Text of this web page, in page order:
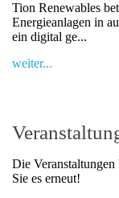
Tion Renewables
Energieanlagen in
ein digital ge...
weiter...
Die
Sie es erneut!